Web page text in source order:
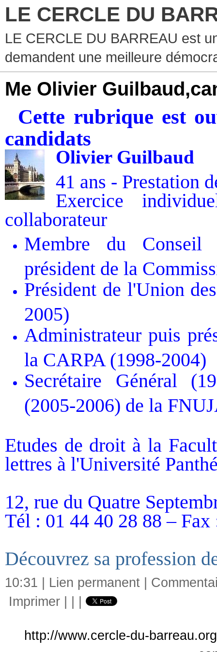
LE CERCLE DU
LE CERCLE DU BARREAU est
demandent une meilleure
Me Olivier
Cette rubrique est
candidats
Olivier Guilbaud
41 ans - Prestation
Exercice
collaborateur
Membre du Conseil
président de la
Président de l'Union
2005)
Administrateur puis
la CARPA (1998-2004)
Secrétaire Général
(2005-2006) de la
Etudes de droit à la
lettres à l'Université
12, rue du Quatre
Tél : 01 44 40 28 88 – Fax
Découvrez sa profession
10:31 | Lien permanent
Imprimer
http://www.cercle-du-